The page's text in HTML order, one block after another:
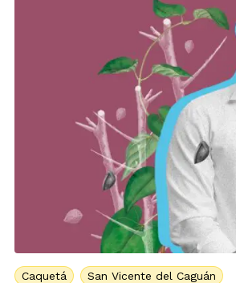
Caquetá San Vicente del Caguán